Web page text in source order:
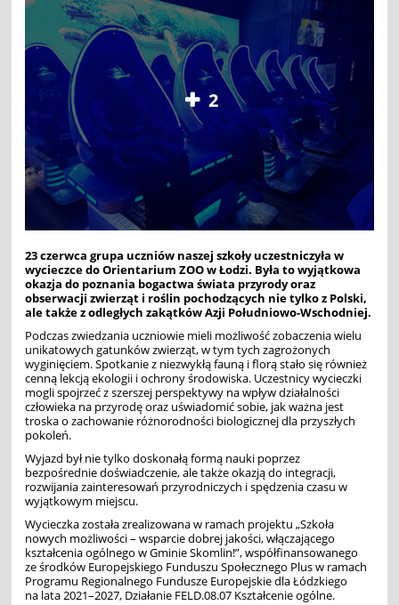
2
23 czerwca grupa uczniów naszej szkoły uczestniczyła w
wycieczce do Orientarium ZOO w Łodzi. Była to wyjątkowa
okazja do poznania bogactwa świata przyrody oraz
obserwacji zwierząt i roślin pochodzących nie tylko z Polski,
ale także z odległych zakątków Azji Południowo-Wschodniej.
Podczas zwiedzania uczniowie mieli możliwość zobaczenia wielu
unikatowych gatunków zwierząt, w tym tych zagrożonych
wyginięciem. Spotkanie z niezwykłą fauną i florą stało się również
cenną lekcją ekologii i ochrony środowiska. Uczestnicy wycieczki
mogli spojrzeć z szerszej perspektywy na wpływ działalności
człowieka na przyrodę oraz uświadomić sobie, jak ważna jest
troska o zachowanie różnorodności biologicznej dla przyszłych
pokoleń.
Wyjazd był nie tylko doskonałą formą nauki poprzez
bezpośrednie doświadczenie, ale także okazją do integracji,
rozwijania zainteresowań przyrodniczych i spędzenia czasu w
wyjątkowym miejscu.
Wycieczka została zrealizowana w ramach projektu „Szkoła
nowych możliwości – wsparcie dobrej jakości, włączającego
kształcenia ogólnego w Gminie Skomlin!”, współfinansowanego
ze środków Europejskiego Funduszu Społecznego Plus w ramach
Programu Regionalnego Fundusze Europejskie dla Łódzkiego
na lata 2021–2027, Działanie FELD.08.07 Kształcenie ogólne.